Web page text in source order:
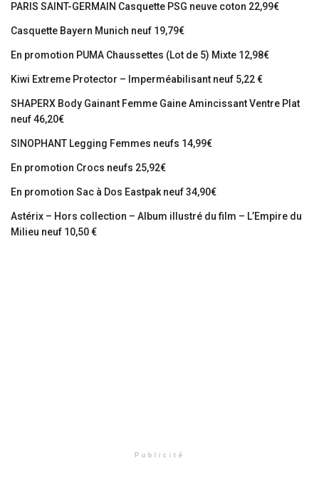
PARIS SAINT-GERMAIN Casquette PSG neuve coton 22,99€
Casquette Bayern Munich neuf 19,79€
En promotion PUMA Chaussettes (Lot de 5) Mixte 12,98€
Kiwi Extreme Protector – Imperméabilisant neuf 5,22 €
SHAPERX Body Gainant Femme Gaine Amincissant Ventre Plat
neuf 46,20€
SINOPHANT Legging Femmes neufs 14,99€
En promotion Crocs neufs 25,92€
En promotion Sac à Dos Eastpak neuf 34,90€
Astérix – Hors collection – Album illustré du film – L’Empire du
Milieu neuf 10,50 €
Publicité